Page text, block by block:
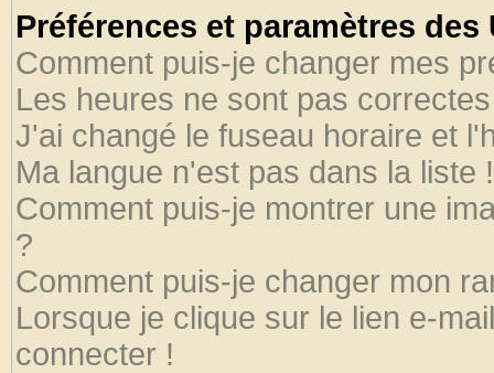
Préférences et paramètres
Comment puis-je changer mes
Les heures ne sont pas
J'ai changé le fuseau horaire et
Ma langue n'est pas dans la liste !
Comment puis-je montrer une
?
Comment puis-je changer mon
Lorsque je clique sur le lien e-
connecter !